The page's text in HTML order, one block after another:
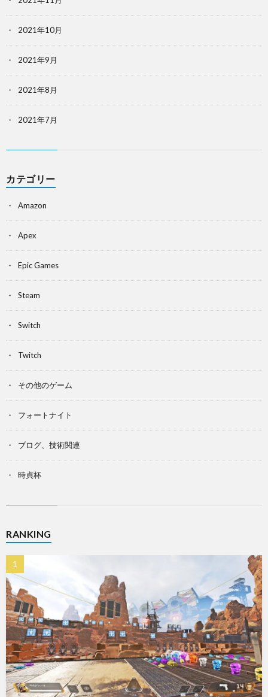
2021年10月
2021年9月
2021年8月
2021年7月
カテゴリー
Amazon
Apex
Epic Games
Steam
Switch
Twitch
その他のゲーム
フォートナイト
ブログ、技術関連
時貞杯
RANKING